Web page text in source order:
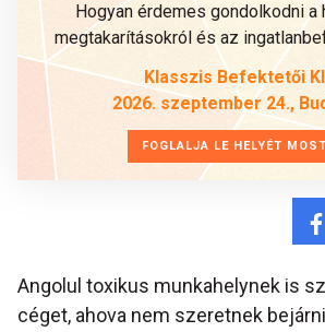
Hogyan érdemes gondolkodni a
megtakarításokról és az
Klasszis Befektetői
2026. szeptember 24.,
FOGLALJA LE HELYÉT
Angolul toxikus munkahelynek is
céget, ahova nem szeretnek